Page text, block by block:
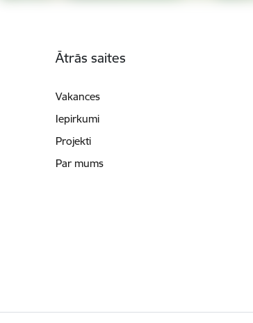
Ātrās saites
Vakances
Iepirkumi
Projekti
Par mums